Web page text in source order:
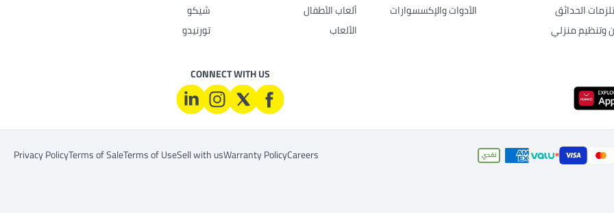
الحدائق
وتنظيم منزلي
الأدوات والإكسسوارات
ألعاب الأطفال
الألعاب
شيكو
تورنيدو
CONNECT WITH US
Careers
Warranty Policy
Sell with us
Terms of Use
Terms of Sale
Privacy Policy